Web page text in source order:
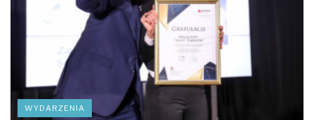
WYDARZENIA